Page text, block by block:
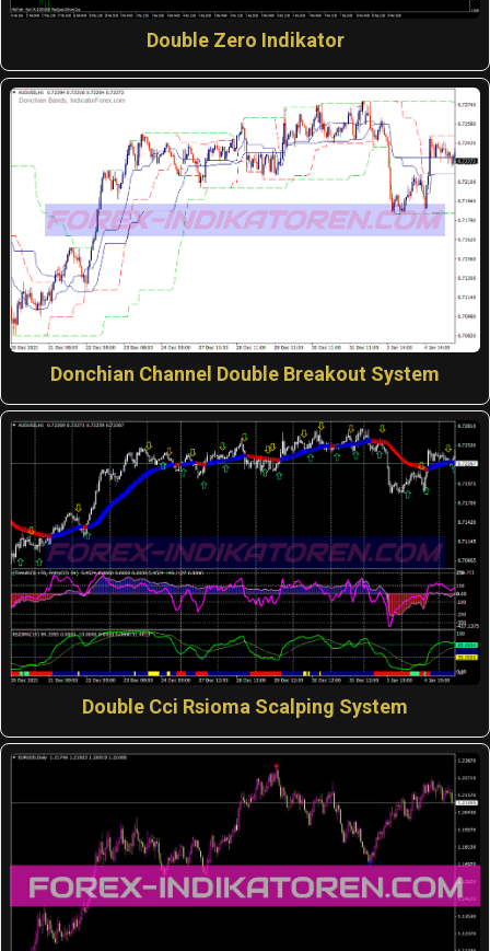
Double Zero Indikator
Donchian Channel Double Breakout System
Double Cci Rsioma Scalping System